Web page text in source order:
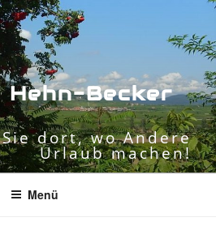
Hehn-Becker
dort, wo Andere
Urlaub machen!
Menü